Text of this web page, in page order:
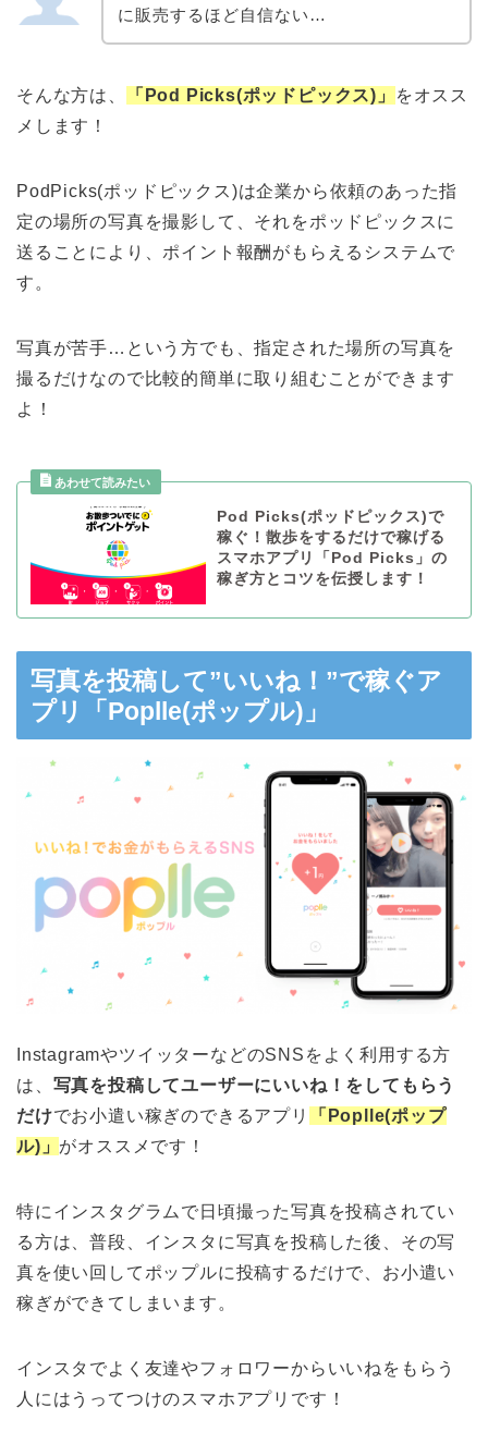
に販売するほど自信ない…
そんな方は、 「Pod Picks(ポッドピックス)」
をオスス
メします！
PodPicks(ポッドピックス)は企業から依頼のあった指
定の場所の写真を撮影して、それをポッドピックスに
送ることにより、ポイント報酬がもらえるシステムで
す。
写真が苦手…という方でも、指定された場所の写真を
撮るだけなので比較的簡単に取り組むことができます
よ！
Pod Picks(ポッドピックス)で
稼ぐ！散歩をするだけで稼げる
スマホアプリ「Pod Picks」の
稼ぎ方とコツを伝授します！
写真を投稿して”いいね！”で稼ぐア
プリ「Poplle(ポップル)」
InstagramやツイッターなどのSNSをよく利用する方
は、 写真を投稿してユーザーにいいね！をしてもらう
だけでお小遣い稼ぎのできるアプリ
「Poplle(ポップ
ル)」 がオススメです！
特にインスタグラムで日頃撮った写真を投稿されてい
る方は、普段、インスタに写真を投稿した後、その写
真を使い回してポップルに投稿するだけで、お小遣い
稼ぎができてしまいます。
インスタでよく友達やフォロワーからいいねをもらう
人にはうってつけのスマホアプリです！